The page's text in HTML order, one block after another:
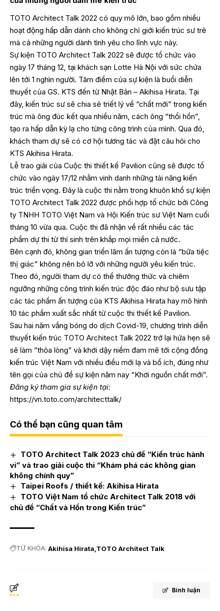
TOTO Architect Talk 2022 có quy mô lớn, bao gồm nhiều
hoạt động hấp dẫn dành cho không chỉ giới kiến trúc sư trẻ
mà cả những người dành tình yêu cho lĩnh vực này.
Sự kiện TOTO Architect Talk 2022 sẽ được tổ chức vào
ngày 17 tháng 12, tại khách sạn Lotte Hà Nội với sức chứa
lên tới 1 nghìn người. Tâm điểm của sự kiện là buổi diễn
thuyết của GS. KTS đến từ Nhật Bản – Akihisa Hirata. Tại
đây, kiến trúc sư sẽ chia sẻ triết lý về “chất mới” trong kiến
trúc mà ông đúc kết qua nhiều năm, cách ông “thổi hồn”,
tạo ra hấp dẫn kỳ lạ cho từng công trình của mình. Qua đó,
khách tham dự sẽ có cơ hội tương tác và đặt câu hỏi cho
KTS Akihisa Hirata.
Lễ trao giải của Cuộc thi thiết kế Pavilion cũng sẽ được tổ
chức vào ngày 17/12 nhằm vinh danh những tài năng kiến
trúc triển vọng. Đây là cuộc thi nằm trong khuôn khổ sự kiện
TOTO Architect Talk 2022 được phối hợp tổ chức bởi Công
ty TNHH TOTO Việt Nam và Hội Kiến trúc sư Việt Nam cuối
tháng 10 vừa qua. Cuộc thi đã nhận về rất nhiều các tác
phẩm dự thi từ thí sinh trên khắp mọi miền cả nước.
Bên cạnh đó, không gian triển lãm ấn tượng còn là “bữa tiệc
thị giác” không nên bỏ lỡ với những người yêu kiến trúc.
Theo đó, người tham dự có thể thưởng thức và chiêm
ngưỡng những công trình kiến trúc độc đáo như bộ sưu tập
các tác phẩm ấn tượng của KTS Akihisa Hirata hay mô hình
10 tác phẩm xuất sắc nhất từ cuộc thi thiết kế Pavilion.
Sau hai năm vắng bóng do dịch Covid-19, chương trình diễn
thuyết kiến trúc TOTO Architect Talk 2022 trở lại hứa hẹn sẽ
sẽ làm “thỏa lòng” và khơi dậy niềm đam mê tới cộng đồng
kiến trúc Việt Nam với nhiều điều mới lạ và bổ ích, đúng như
tên gọi của chủ đề sự kiện năm nay “Khơi nguồn chất mới”.
Đăng ký tham gia sự kiện tại:
https://vn.toto.com/architecttalk/
Có thể bạn cũng quan tâm
TOTO Architect Talk 2023 chủ đề “Kiến trúc hành
vi” và trao giải cuộc thi “Khám phá các không gian
không chính quy”
Taipei Roofs / thiết kế: Akihisa Hirata
TOTO Việt Nam tổ chức Architect Talk 2018 với
chủ đề “Chất và Hồn trong Kiến trúc”
TỪ KHÓA: Akihisa Hirata TOTO Architect Talk
Bình luận